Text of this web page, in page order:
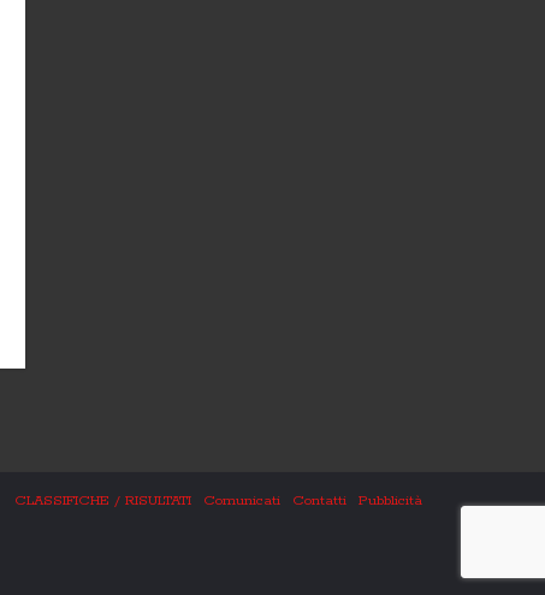
CLASSIFICHE / RISULTATI Comunicati Contatti Pubblicità